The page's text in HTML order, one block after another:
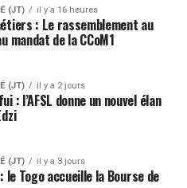
(JT) il y a 16 heures
: Le rassemblement au
mandat de la CCoM1
(JT) il y a 2 jours
: l’AFSL donne un nouvel élan
(JT) il y a 3 jours
Togo accueille la Bourse de